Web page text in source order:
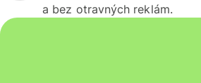
a bez otravných reklám.